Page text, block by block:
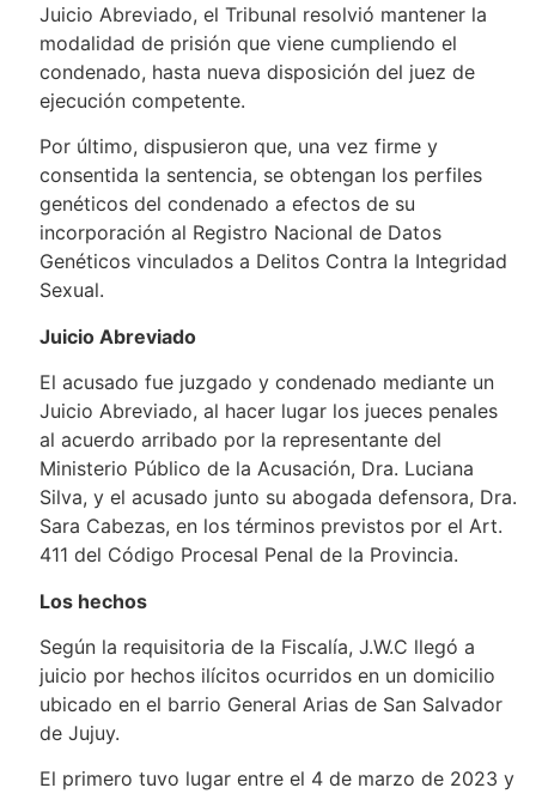
Juicio Abreviado, el Tribunal resolvió mantener la
modalidad de prisión que viene cumpliendo el
condenado, hasta nueva disposición del juez de
ejecución competente.
Por último, dispusieron que, una vez firme y
consentida la sentencia, se obtengan los perfiles
genéticos del condenado a efectos de su
incorporación al Registro Nacional de Datos
Genéticos vinculados a Delitos Contra la Integridad
Sexual.
Juicio Abreviado
El acusado fue juzgado y condenado mediante un
Juicio Abreviado, al hacer lugar los jueces penales
al acuerdo arribado por la representante del
Ministerio Público de la Acusación, Dra. Luciana
Silva, y el acusado junto su abogada defensora, Dra.
Sara Cabezas, en los términos previstos por el Art.
411 del Código Procesal Penal de la Provincia.
Los hechos
Según la requisitoria de la Fiscalía, J.W.C llegó a
juicio por hechos ilícitos ocurridos en un domicilio
ubicado en el barrio General Arias de San Salvador
de Jujuy.
El primero tuvo lugar entre el 4 de marzo de 2023 y